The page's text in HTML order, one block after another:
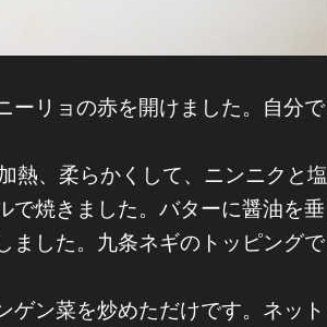
リョの赤を開けました。自分で
熱、柔らかくして、ニンニクと塩
で焼きました。バターに醤油を垂
ました。九条ネギのトッピングで
ン菜を炒めただけです。ネット